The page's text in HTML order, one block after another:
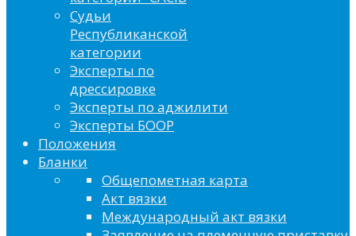
Судьи
Республиканской
категории
Эксперты по
дрессировке
Эксперты по аджилити
Эксперты БООР
Положения
Бланки
Общепометная карта
Акт вязки
Международный акт вязки